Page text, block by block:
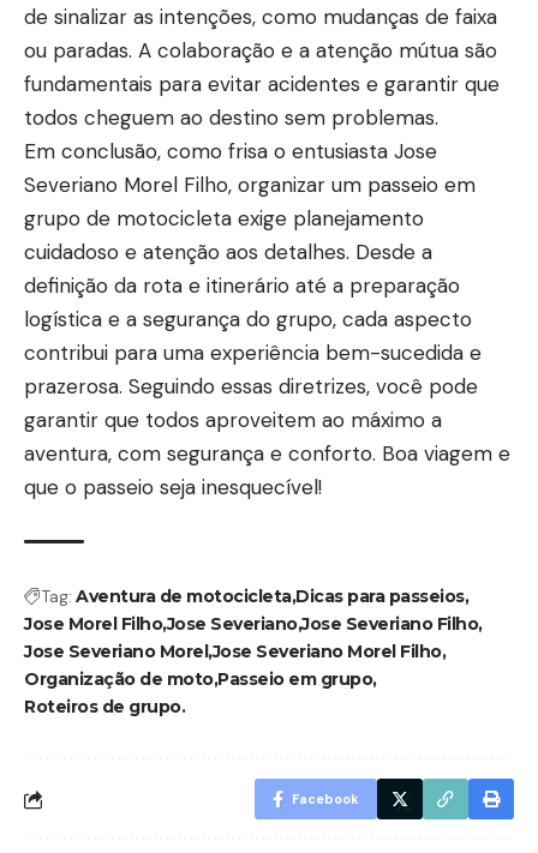
de sinalizar as intenções, como mudanças de faixa
ou paradas. A colaboração e a atenção mútua são
fundamentais para evitar acidentes e garantir que
todos cheguem ao destino sem problemas.
Em conclusão, como frisa o entusiasta Jose
Severiano Morel Filho, organizar um passeio em
grupo de motocicleta exige planejamento
cuidadoso e atenção aos detalhes. Desde a
definição da rota e itinerário até a preparação
logística e a segurança do grupo, cada aspecto
contribui para uma experiência bem-sucedida e
prazerosa. Seguindo essas diretrizes, você pode
garantir que todos aproveitem ao máximo a
aventura, com segurança e conforto. Boa viagem e
que o passeio seja inesquecível!
Tag: Aventura de motocicletaDicas para passeios
Jose Morel FilhoJose SeverianoJose Severiano Filho
Jose Severiano MorelJose Severiano Morel Filho
Organização de motoPasseio em grupo
Roteiros de grupo.
Facebook